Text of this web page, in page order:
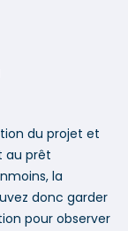
du projet et
au prêt
la
donc garder
pour observer